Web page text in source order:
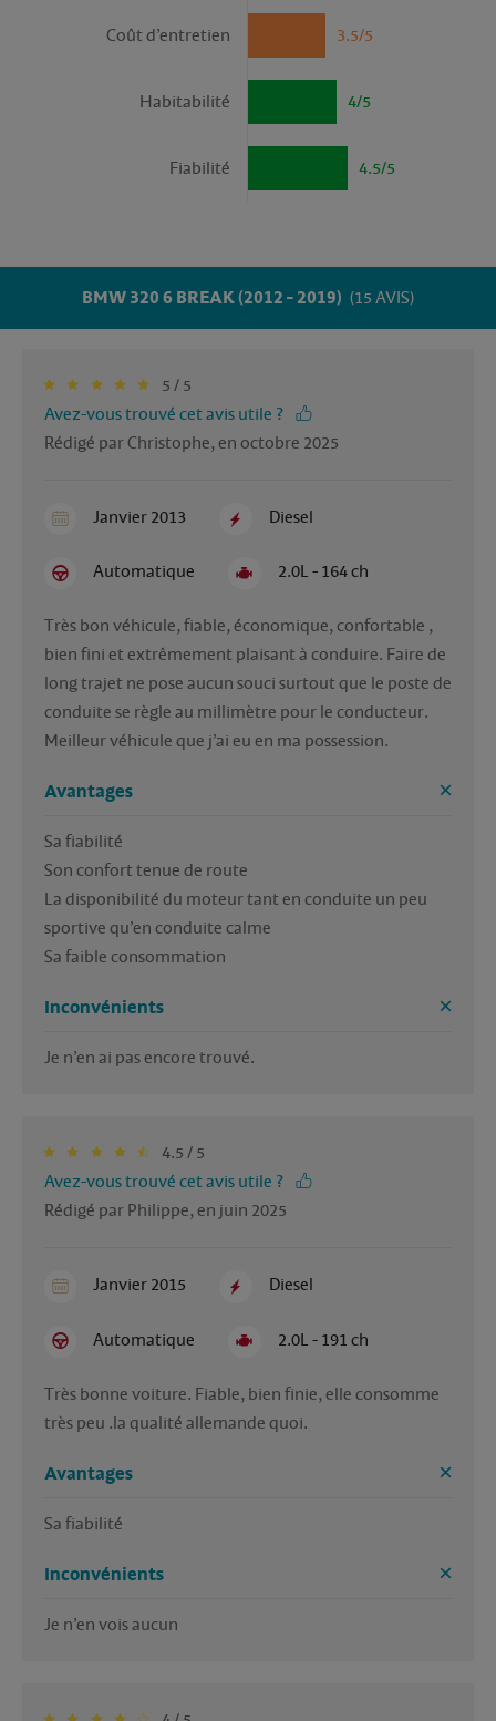
3.5/5
Coût d’entretien
4/5
Habitabilité
4.5/5
Fiabilité
BMW 320 6 BREAK (2012 - 2019) (15 AVIS)
5 / 5
Avez-vous trouvé cet avis utile ?
Rédigé par Christophe, en octobre 2025
Janvier 2013 Diesel
Automatique 2.0L - 164 ch
Très bon véhicule, fiable, économique, confortable ,
bien fini et extrêmement plaisant à conduire. Faire de
long trajet ne pose aucun souci surtout que le poste de
conduite se règle au millimètre pour le conducteur.
Meilleur véhicule que j’ai eu en ma possession.
Avantages
Sa fiabilité
Son confort tenue de route
La disponibilité du moteur tant en conduite un peu
sportive qu’en conduite calme
Inconvénients
Je n’en ai pas encore trouvé.
4.5 / 5
Avez-vous trouvé cet avis utile ?
Rédigé par Philippe, en juin 2025
Janvier 2015 Diesel
Automatique 2.0L - 191 ch
Très bonne voiture. Fiable, bien finie, elle consomme
très peu .la qualité allemande quoi.
Avantages
Sa fiabilité
Inconvénients
Je n’en vois aucun